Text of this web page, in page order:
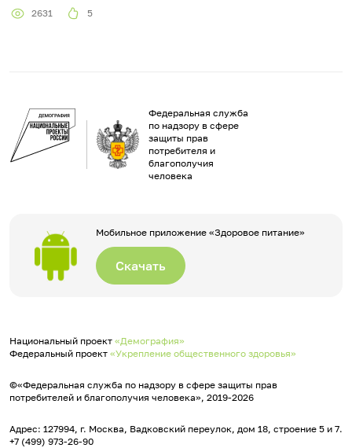
2631 5
Федеральная служба
по надзору в сфере
защиты прав
потребителя и
благополучия
человека
Мобильное приложение «Здоровое питание»
Скачать
Национальный проект «Демография»
Федеральный проект «Укрепление общественного здоровья»
©«Федеральная служба по надзору в сфере защиты прав
потребителей и благополучия человека», 2019-2026
Адрес: 127994, г. Москва, Вадковский переулок, дом 18, строение 5 и 7.
+7 (499) 973-26-90